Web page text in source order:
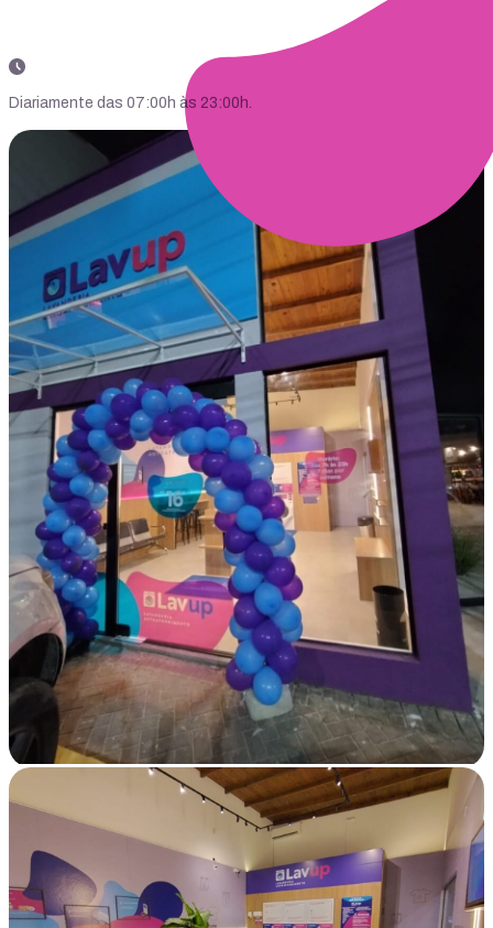
Diariamente das 07:00h às 23:00h.